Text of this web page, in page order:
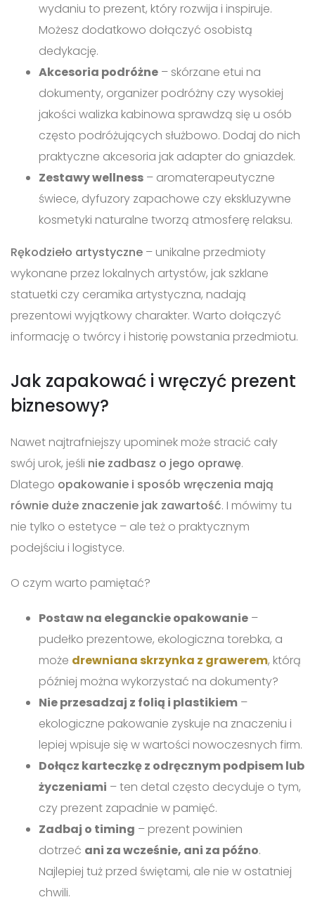
wydaniu to prezent, który rozwija i inspiruje.
Możesz dodatkowo dołączyć osobistą
dedykację.
Akcesoria podróżne – skórzane etui na
dokumenty, organizer podróżny czy wysokiej
jakości walizka kabinowa sprawdzą się u osób
często podróżujących służbowo. Dodaj do nich
praktyczne akcesoria jak adapter do gniazdek.
Zestawy wellness – aromaterapeutyczne
świece, dyfuzory zapachowe czy ekskluzywne
kosmetyki naturalne tworzą atmosferę relaksu.
Rękodzieło artystyczne – unikalne przedmioty
wykonane przez lokalnych artystów, jak szklane
statuetki czy ceramika artystyczna, nadają
prezentowi wyjątkowy charakter. Warto dołączyć
informację o twórcy i historię powstania przedmiotu.
Jak zapakować i wręczyć prezent
biznesowy?
Nawet najtrafniejszy upominek może stracić cały
swój urok, jeśli nie zadbasz o jego oprawę.
Dlatego opakowanie i sposób wręczenia mają
równie duże znaczenie jak zawartość. I mówimy tu
nie tylko o estetyce – ale też o praktycznym
podejściu i logistyce.
O czym warto pamiętać?
Postaw na eleganckie opakowanie –
pudełko prezentowe, ekologiczna torebka, a
może drewniana skrzynka z grawerem, którą
później można wykorzystać na dokumenty?
Nie przesadzaj z folią i plastikiem –
ekologiczne pakowanie zyskuje na znaczeniu i
lepiej wpisuje się w wartości nowoczesnych firm.
Dołącz karteczkę z odręcznym podpisem lub
życzeniami – ten detal często decyduje o tym,
czy prezent zapadnie w pamięć.
Zadbaj o timing – prezent powinien
dotrzeć ani za wcześnie, ani za późno.
Najlepiej tuż przed świętami, ale nie w ostatniej
chwili.